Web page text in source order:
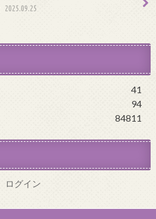
2025.09.25
41
94
84811
ログイン